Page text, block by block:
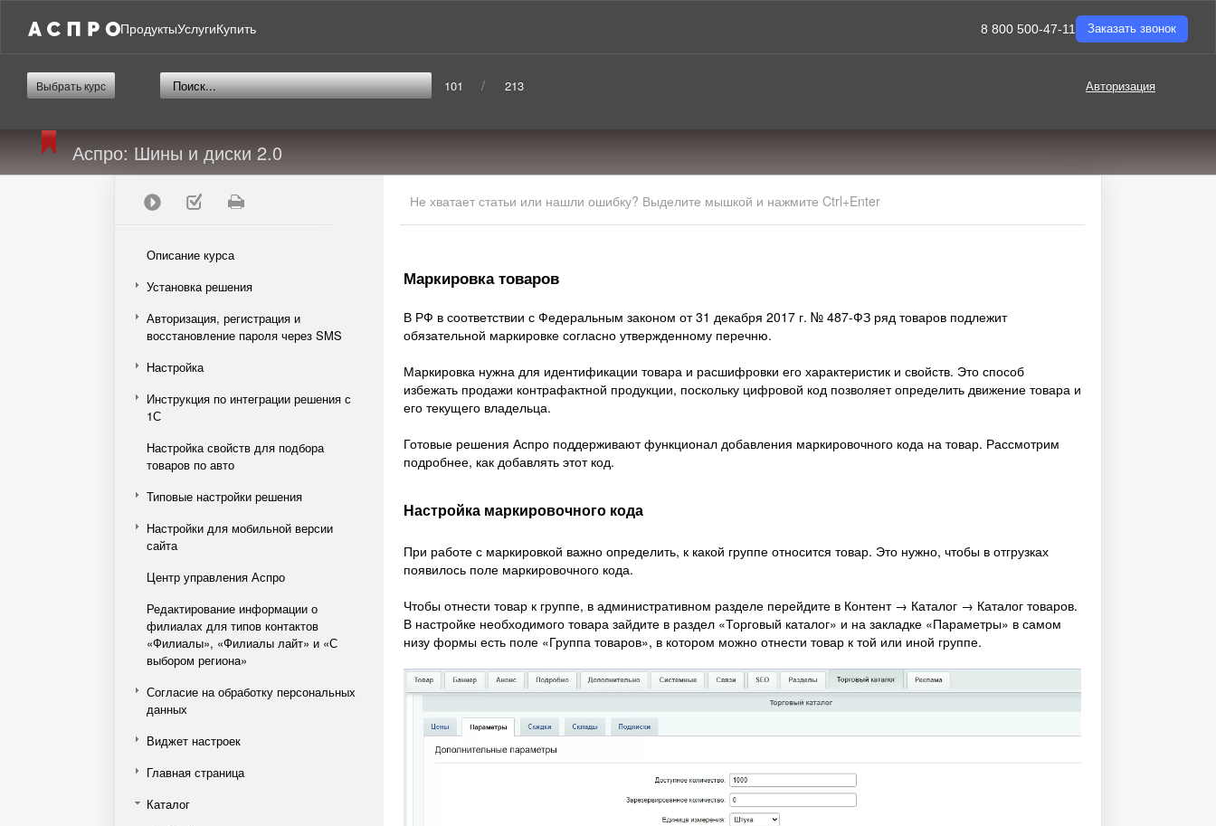
ПродуктыУслугиКупить 8 800 500-47-11 Заказать звонок
Авторизация
Выбрать курс 101 / 213
Аспро: Шины и диски 2.0
Описание курса
Установка решения
Авторизация, регистрация и
восстановление пароля через SMS
Настройка
Инструкция по интеграции решения с
1С
Настройка свойств для подбора
товаров по авто
Типовые настройки решения
Настройки для мобильной версии
сайта
Центр управления Аспро
Редактирование информации о
филиалах для типов контактов
«Филиалы», «Филиалы лайт» и «С
выбором региона»
Согласие на обработку персональных
данных
Виджет настроек
Главная страница
Каталог
Не хватает статьи или нашли ошибку? Выделите мышкой и нажмите Ctrl+Enter
Маркировка товаров
В РФ в соответствии с Федеральным законом от 31 декабря 2017 г. № 487-ФЗ ряд товаров подлежит
обязательной маркировке согласно утвержденному перечню.
Маркировка нужна для идентификации товара и расшифровки его характеристик и свойств. Это способ
избежать продажи контрафактной продукции, поскольку цифровой код позволяет определить движение товара и
его текущего владельца.
Готовые решения Аспро поддерживают функционал добавления маркировочного кода на товар. Рассмотрим
подробнее, как добавлять этот код.
Настройка маркировочного кода
При работе с маркировкой важно определить, к какой группе относится товар. Это нужно, чтобы в отгрузках
появилось поле маркировочного кода.
Чтобы отнести товар к группе, в административном разделе перейдите в Контент → Каталог → Каталог товаров.
В настройке необходимого товара зайдите в раздел «Торговый каталог» и на закладке «Параметры» в самом
низу формы есть поле «Группа товаров», в котором можно отнести товар к той или иной группе.